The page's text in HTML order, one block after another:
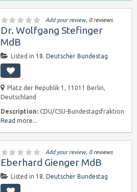
Add your review, 0 reviews
Dr. Wolfgang Stefinger
MdB
Listed in 18. Deutscher Bundestag
Platz der Republik 1, 11011 Berlin,
Deutschland
Description: CDU/CSU-Bundestagsfraktion
Read more...
Add your review, 0 reviews
Eberhard Gienger MdB
Listed in 18. Deutscher Bundestag